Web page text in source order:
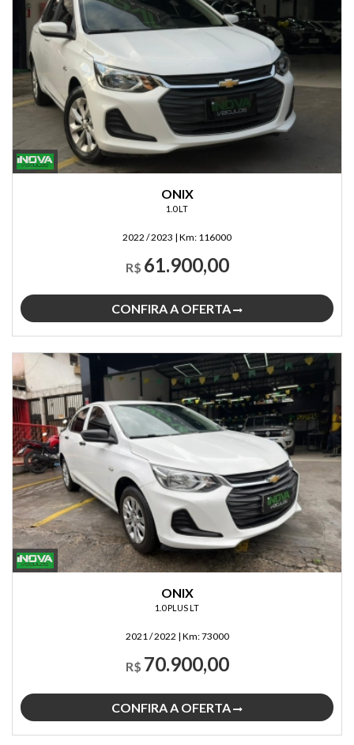
ONIX
1.0 LT
2022 / 2023 | Km: 116000
R$ 61.900,00
CONFIRA A OFERTA
ONIX
1.0 PLUS LT
2021 / 2022 | Km:73000
R$ 70.900,00
CONFIRA A OFERTA